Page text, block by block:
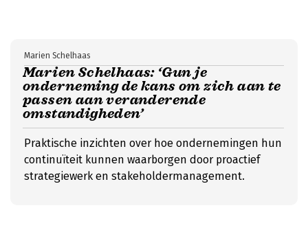
Marien Schelhaas: ‘Gun je
onderneming de kans om zich aan te
passen aan veranderende
omstandigheden’
Marien Schelhaas
Praktische inzichten over hoe ondernemingen hun
continuïteit kunnen waarborgen door proactief
strategiewerk en stakeholdermanagement.